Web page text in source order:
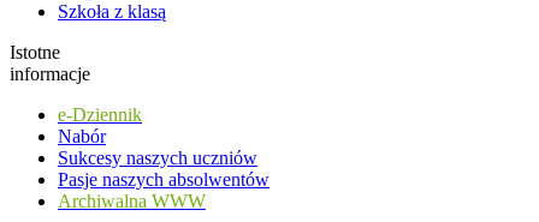
Szkoła z klasą
Istotne
informacje
e-Dziennik
Nabór
Sukcesy naszych uczniów
Pasje naszych absolwentów
Archiwalna WWW